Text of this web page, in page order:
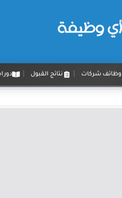
وظائف شركات نتائج القبول